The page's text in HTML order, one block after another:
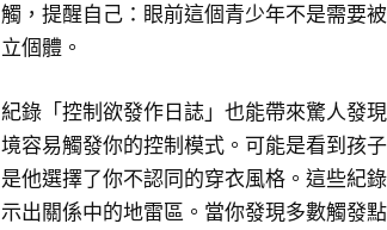
觸，提醒自己：眼前這個青少年不是需要
立個體。
紀錄「控制欲發作日誌」也能帶來驚人發
境容易觸發你的控制模式。可能是看到孩
是他選擇了你不認同的穿衣風格。這些紀
示出關係中的地雷區。當你發現多數觸發